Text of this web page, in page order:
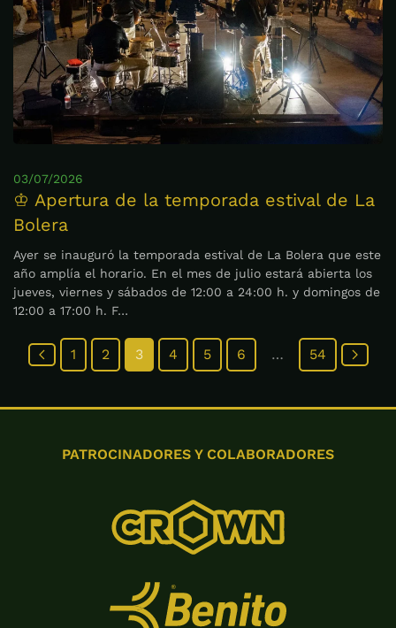
03/07/2026
♔ Apertura de la temporada estival de La
Bolera
Ayer se inauguró la temporada estival de La Bolera que este
año amplía el horario. En el mes de julio estará abierta los
jueves, viernes y sábados de 12:00 a 24:00 h. y domingos de
12:00 a 17:00 h. F…
1 2 3 4 5 6 … 54
PATROCINADORES Y COLABORADORES